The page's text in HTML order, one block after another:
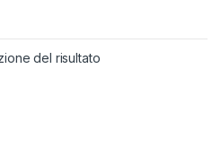
Le opzioni possono essere
del risultato